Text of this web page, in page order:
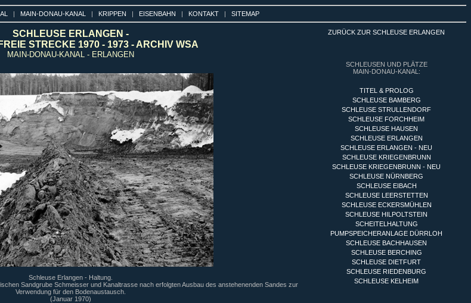
| MAIN-DONAU-KANAL | KRIPPEN | EISENBAHN | KONTAKT | SITEMAP
SCHLEUSE ERLANGEN -
STRECKE 1970 - 1973 - ARCHIV WSA
MAIN-DONAU-KANAL - ERLANGEN
Schleuse Erlangen - Haltung.
Sandgrube Schmeisser und Kanaltrasse nach erfolgten Ausbau des anstehenenden Sandes zur
Verwendung für den Bodenaustausch.
(Januar 1970)
ZURÜCK ZUR SCHLEUSE ERLANGEN
SCHLEUSEN UND PLÄTZE
MAIN-DONAU-KANAL:
TITEL & PROLOG
SCHLEUSE BAMBERG
SCHLEUSE STRULLENDORF
SCHLEUSE FORCHHEIM
SCHLEUSE HAUSEN
SCHLEUSE ERLANGEN
SCHLEUSE ERLANGEN - NEU
SCHLEUSE KRIEGENBRUNN
SCHLEUSE KRIEGENBRUNN - NEU
SCHLEUSE NÜRNBERG
SCHLEUSE EIBACH
SCHLEUSE LEERSTETTEN
SCHLEUSE ECKERSMÜHLEN
SCHLEUSE HILPOLTSTEIN
SCHEITELHALTUNG
PUMPSPEICHERANLAGE DÜRRLOH
SCHLEUSE BACHHAUSEN
SCHLEUSE BERCHING
SCHLEUSE DIETFURT
SCHLEUSE RIEDENBURG
SCHLEUSE KELHEIM